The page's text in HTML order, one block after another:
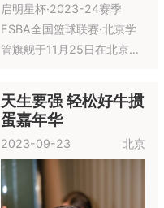
启明星杯·2023-24赛季
ESBA全国篮球联赛·北京学
管旗舰于11月25日在北京举
天生要强 轻松好牛掼
蛋嘉年华
2023-09-23 北京